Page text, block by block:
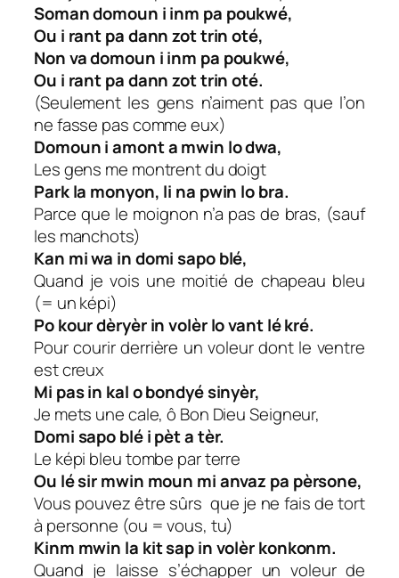
Soman domoun i inm pa poukwé,
Ou i rant pa dann zot trin oté,
Non va domoun i inm pa poukwé,
Ou i rant pa dann zot trin oté.
(Seulement les gens n’aiment pas que l’on
ne fasse pas comme eux)
Domoun i amont a mwin lo dwa,
Les gens me montrent du doigt
Park la monyon, li na pwin lo bra.
Parce que le moignon n’a pas de bras, (sauf
les manchots)
Kan mi wa in domi sapo blé,
Quand je vois une moitié de chapeau bleu
(= un képi)
Po kour dèryèr in volèr lo vant lé kré.
Pour courir derrière un voleur dont le ventre
est creux
Mi pas in kal o bondyé sinyèr,
Je mets une cale, ô Bon Dieu Seigneur,
Domi sapo blé i pèt a tèr.
Le képi bleu tombe par terre
Ou lé sir mwin moun mi anvaz pa pèrsone,
Vous pouvez être sûrs que je ne fais de tort
à personne (ou = vous, tu)
Kinm mwin la kit sap in volèr konkonm.
Quand je laisse s’échapper un voleur de